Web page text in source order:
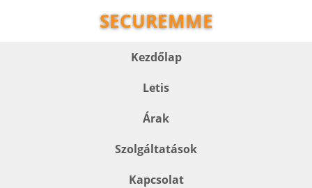
SECUREMME
Kezdőlap
Letis
Árak
Szolgáltatások
Kapcsolat